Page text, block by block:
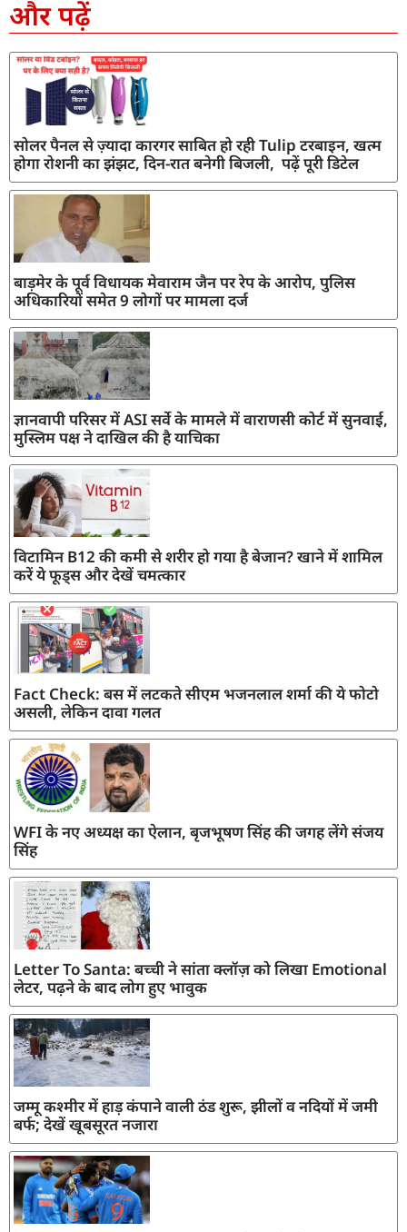
और पढ़ें
सोलर पैनल से ज़्यादा कारगर साबित हो रही Tulip टरबाइन, खत्म
होगा रोशनी का झंझट, दिन-रात बनेगी बिजली, पढ़ें पूरी डिटेल
बाड़मेर के पूर्व विधायक मेवाराम जैन पर रेप के आरोप, पुलिस
अधिकारियों समेत 9 लोगों पर मामला दर्ज
ज्ञानवापी परिसर में ASI सर्वे के मामले में वाराणसी कोर्ट में सुनवाई,
मुस्लिम पक्ष ने दाखिल की है याचिका
विटामिन B12 की कमी से शरीर हो गया है बेजान? खाने में शामिल
करें ये फूड्स और देखें चमत्कार
Fact Check: बस में लटकते सीएम भजनलाल शर्मा की ये फोटो
असली, लेकिन दावा गलत
WFI के नए अध्यक्ष का ऐलान, बृजभूषण सिंह की जगह लेंगे संजय
सिंह
Letter To Santa: बच्ची ने सांता क्लॉज़ को लिखा Emotional
लेटर, पढ़ने के बाद लोग हुए भावुक
जम्मू कश्मीर में हाड़ कंपाने वाली ठंड शुरू, झीलों व नदियों में जमी
बर्फ; देखें खूबसूरत नजारा